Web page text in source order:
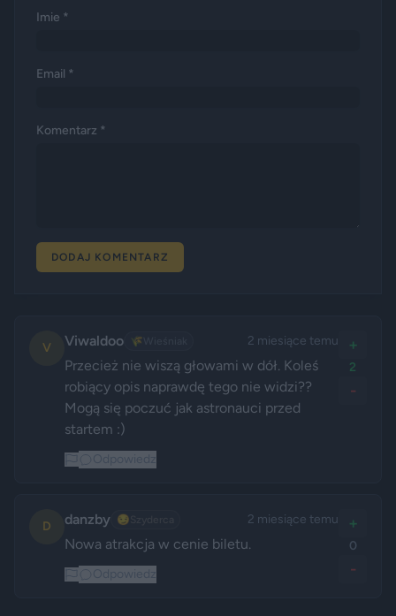
Imie *
Email *
Komentarz *
DODAJ KOMENTARZ
V Viwaldoo 🌾 2 miesiące temu
Przecież nie wiszą głowami w dół. Koleś
robiący opis naprawdę tego nie widzi??
Mogą się poczuć jak astronauci przed
startem :)
+
2
-
D danzby 😏 2 miesiące temu
Nowa atrakcja w cenie biletu.
+
0
-